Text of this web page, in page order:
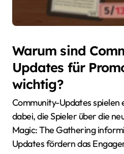
Warum sind
Updates für
wichtig?
Community-Updates spielen
dabei, die Spieler über die
Magic: The Gathering
Updates fördern das